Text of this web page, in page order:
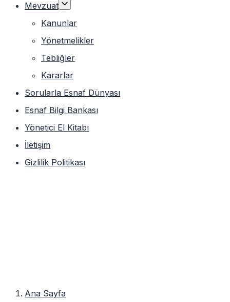
Mevzuat
Kanunlar
Yönetmelikler
Tebliğler
Kararlar
Sorularla Esnaf Dünyası
Esnaf Bilgi Bankası
Yönetici El Kitabı
İletişim
Gizlilik Politikası
Ana Sayfa